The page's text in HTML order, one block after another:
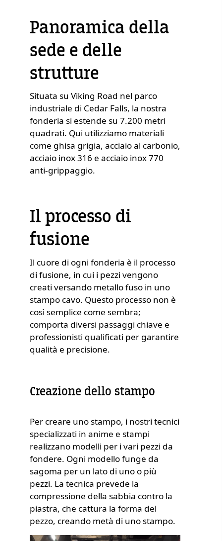
Panoramica della
sede e delle
strutture
Situata su Viking Road nel parco
industriale di Cedar Falls, la nostra
fonderia si estende su 7.200 metri
quadrati. Qui utilizziamo materiali
come ghisa grigia, acciaio al carbonio,
acciaio inox 316 e acciaio inox 770
anti-grippaggio.
Il processo di
fusione
Il cuore di ogni fonderia è il processo
di fusione, in cui i pezzi vengono
creati versando metallo fuso in uno
stampo cavo. Questo processo non è
così semplice come sembra;
comporta diversi passaggi chiave e
professionisti qualificati per garantire
qualità e precisione.
Creazione dello stampo
Per creare uno stampo, i nostri tecnici
specializzati in anime e stampi
realizzano modelli per i vari pezzi da
fondere. Ogni modello funge da
sagoma per un lato di uno o più
pezzi. La tecnica prevede la
compressione della sabbia contro la
piastra, che cattura la forma del
pezzo, creando metà di uno stampo.